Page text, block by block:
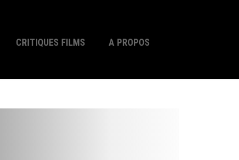
CRITIQUES FILMS A PROPOS